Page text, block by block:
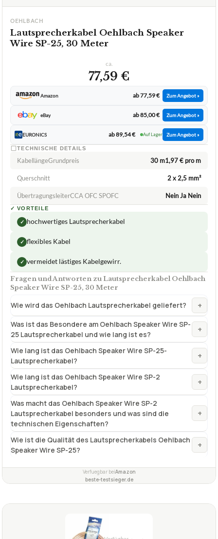
OEHLBACH
Lautsprecherkabel Oehlbach Speaker
Wire SP-25, 30 Meter
ca.
77,59 €
Amazon ab 77,59 € Zum Angebot »
eBay ab 85,00 € Zum Angebot »
EURONICS ab 89,54 € Auf Lager Zum Angebot »
TECHNISCHE DETAILS
KabellängeGrundpreis 30 m1,97 € pro m
Querschnitt 2 x 2,5 mm²
ÜbertragungsleiterCCA OFC SPOFC Nein Ja Nein
✓ VORTEILE
✓ hochwertiges Lautsprecherkabel
✓ flexibles Kabel
✓ vermeidet lästiges Kabelgewirr.
Fragen und Antworten zu Lautsprecherkabel Oehlbach
Speaker Wire SP-25, 30 Meter
Wie wird das Oehlbach Lautsprecherkabel geliefert? +
Was ist das Besondere am Oehlbach Speaker Wire SP-
25 Lautsprecherkabel und wie lang ist es?
+
Wie lang ist das Oehlbach Speaker Wire SP-25-
Lautsprecherkabel?
+
Wie lang ist das Oehlbach Speaker Wire SP-2
Lautsprecherkabel?
+
Was macht das Oehlbach Speaker Wire SP-2
Lautsprecherkabel besonders und was sind die
technischen Eigenschaften?
+
Wie ist die Qualität des Lautsprecherkabels Oehlbach
Speaker Wire SP-25?
+
Verfuegbar beiAmazon
beste-testsieger.de